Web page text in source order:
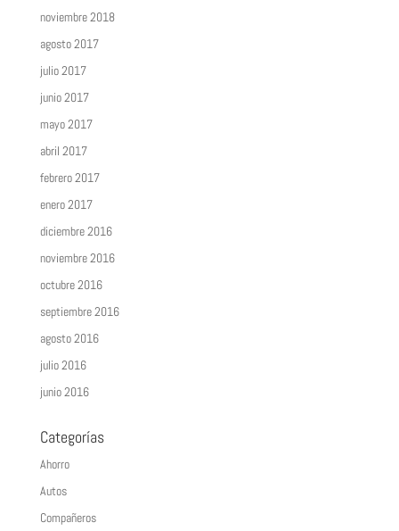
noviembre 2018
agosto 2017
julio 2017
junio 2017
mayo 2017
abril 2017
febrero 2017
enero 2017
diciembre 2016
noviembre 2016
octubre 2016
septiembre 2016
agosto 2016
julio 2016
junio 2016
Categorías
Ahorro
Autos
Compañeros